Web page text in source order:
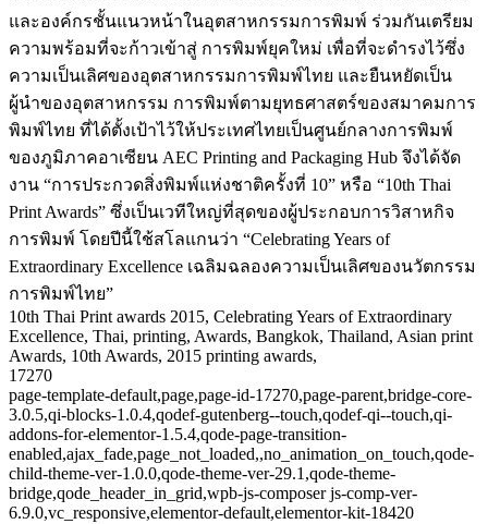
และองค์กรชั้นแนวหน้าในอุตสาหกรรมการพิมพ์ ร่วมกันเตรียม
ความพร้อมที่จะก้าวเข้าสู่ การพิมพ์ยุคใหม่ เพื่อที่จะดำรงไว้ซึ่ง
ความเป็นเลิศของอุตสาหกรรมการพิมพ์ไทย และยืนหยัดเป็น
ผู้นำของอุตสาหกรรม การพิมพ์ตามยุทธศาสตร์ของสมาคมการ
พิมพ์ไทย ที่ได้ตั้งเป้าไว้ให้ประเทศไทยเป็นศูนย์กลางการพิมพ์
ของภูมิภาคอาเซียน AEC Printing and Packaging Hub จึงได้จัด
งาน “การประกวดสิ่งพิมพ์แห่งชาติครั้งที่ 10” หรือ “10th Thai
Print Awards” ซึ่งเป็นเวทีใหญ่ที่สุดของผู้ประกอบการวิสาหกิจ
การพิมพ์ โดยปีนี้ใช้สโลแกนว่า “Celebrating Years of
Extraordinary Excellence เฉลิมฉลองความเป็นเลิศของนวัตกรรม
การพิมพ์ไทย”
10th Thai Print awards 2015, Celebrating Years of Extraordinary
Excellence, Thai, printing, Awards, Bangkok, Thailand, Asian print
Awards, 10th Awards, 2015 printing awards,
17270
page-template-default,page,page-id-17270,page-parent,bridge-core-
3.0.5,qi-blocks-1.0.4,qodef-gutenberg--touch,qodef-qi--touch,qi-
addons-for-elementor-1.5.4,qode-page-transition-
enabled,ajax_fade,page_not_loaded,,no_animation_on_touch,qode-
child-theme-ver-1.0.0,qode-theme-ver-29.1,qode-theme-
bridge,qode_header_in_grid,wpb-js-composer js-comp-ver-
6.9.0,vc_responsive,elementor-default,elementor-kit-18420